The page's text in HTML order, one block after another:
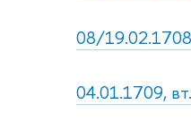
08/
04.01.1709,